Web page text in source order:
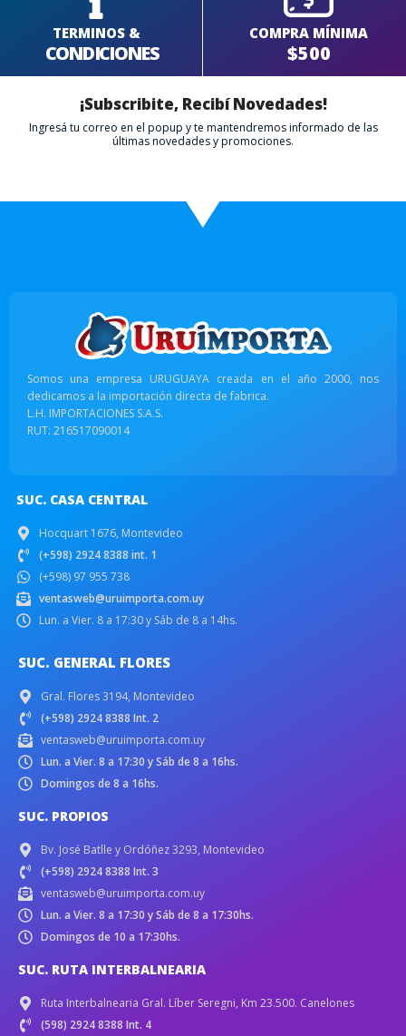
TERMINOS &
CONDICIONES
COMPRA MÍNIMA
$500
¡Subscribite, Recibí Novedades!
Ingresá tu correo en el popup y te mantendremos informado de las
últimas novedades y promociones.
Somos una empresa URUGUAYA creada en el año 2000, nos
dedicamos a la importación directa de fabrica.
L.H. IMPORTACIONES S.A.S.
RUT: 216517090014
SUC. CASA CENTRAL
Hocquart 1676, Montevideo
(+598) 2924 8388 int. 1
(+598) 97 955 738
ventasweb@uruimporta.com.uy
Lun. a Vier. 8 a 17:30 y Sáb de 8 a 14hs.
SUC. GENERAL FLORES
Gral. Flores 3194, Montevideo
(+598) 2924 8388 Int. 2
ventasweb@uruimporta.com.uy
Lun. a Vier. 8 a 17:30 y Sáb de 8 a 16hs.
Domingos de 8 a 16hs.
SUC. PROPIOS
Bv. José Batlle y Ordóñez 3293, Montevideo
(+598) 2924 8388 Int. 3
ventasweb@uruimporta.com.uy
Lun. a Vier. 8 a 17:30 y Sáb de 8 a 17:30hs.
Domingos de 10 a 17:30hs.
SUC. RUTA INTERBALNEARIA
Ruta Interbalnearia Gral. Líber Seregni, Km 23.500. Canelones
(598) 2924 8388 Int. 4